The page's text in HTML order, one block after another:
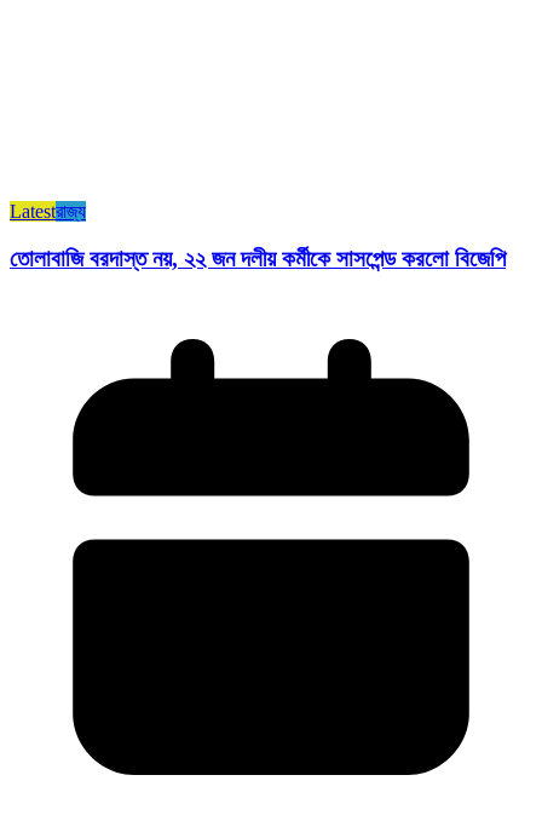
Latestরাজ্য​
তোলাবাজি বরদাস্ত নয়, ২২ জন দলীয় কর্মীকে সাসপেন্ড করলো বিজেপি